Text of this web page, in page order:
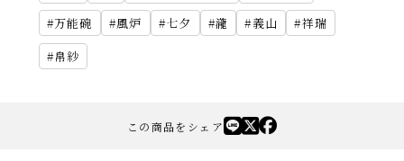
万能碗
風炉 七夕 瀧 義山
祥瑞
帛紗
この商品をシェア